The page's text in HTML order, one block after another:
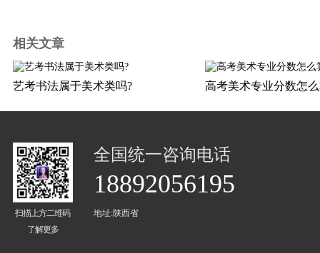
相关文章
艺考书法属于美术类吗? 高考美术专业分数怎
扫描上方二维码
了解更多
全国统一咨询电话
18892056195
地址:陕西省